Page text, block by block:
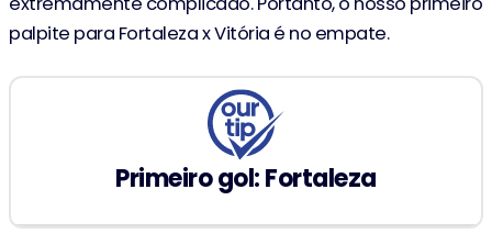
palpite para Fortaleza x Vitória é no empate.
Primeiro gol: Fortaleza